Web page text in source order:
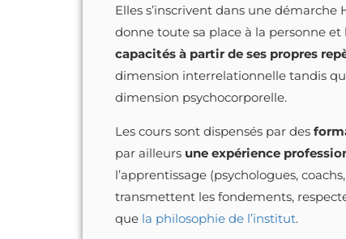
Elles s’inscrivent dans une
donne toute sa place à la personne et
capacités à partir de ses propres
dimension interrelationnelle tandis
dimension psychocorporelle.
Les cours sont dispensés par des
par ailleurs une expérience
l’apprentissage (psychologues,
transmettent les fondements,
que la philosophie de l’institut.